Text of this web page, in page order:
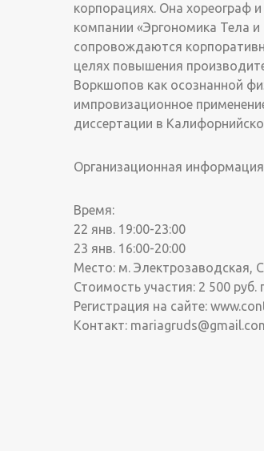
корпорациях. Она хореограф
компании «Эргономика Тела и
сопровождаются
целях повышения
Воркшопов как осознанной
импровизационное
диссертации в
Организационная
Время:
22 янв. 19:00-23:00
23 янв. 16:00-20:00
Место: м. Электрозаводская,
Стоимость участия: 2 500
Регистрация на сайте:
Контакт: